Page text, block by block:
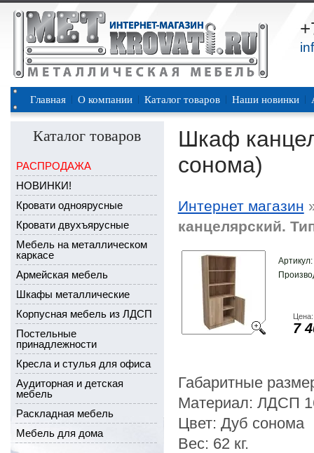
Главная О компании Каталог товаров Наши новинки
Каталог товаров
РАСПРОДАЖА
НОВИНКИ!
Кровати одноярусные
Кровати двухъярусные
Мебель на металлическом
каркасе
Армейская мебель
Шкафы металлические
Корпусная мебель из ЛДСП
Постельные
принадлежности
Кресла и стулья для офиса
Аудиторная и детская
мебель
Раскладная мебель
Мебель для дома
Шкаф
сонома)
Интернет магазин
канцелярский.
Артикул:
Цена:
7
Габаритные
Материал: ЛДСП
Цвет: Дуб сонома
Вес: 62 кг.